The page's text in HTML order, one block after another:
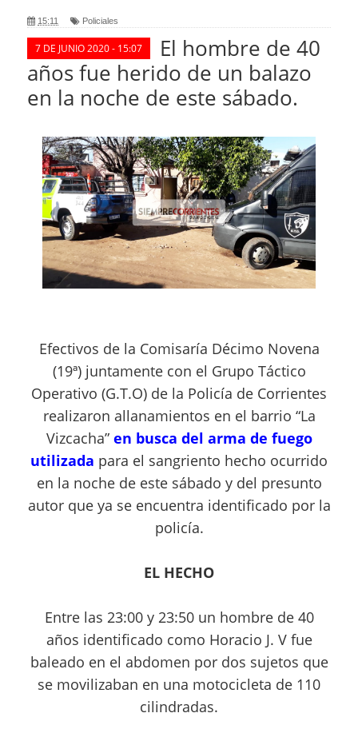
15:11 Policiales
7 DE JUNIO 2020 - 15:07
El hombre de 40
años fue herido de un balazo
en la noche de este sábado.
Efectivos de la Comisaría Décimo Novena
(19ª) juntamente con el Grupo Táctico
Operativo (G.T.O) de la Policía de Corrientes
realizaron allanamientos en el barrio “La
Vizcacha” en busca del arma de fuego
utilizada para el sangriento hecho ocurrido
en la noche de este sábado y del presunto
autor que ya se encuentra identificado por la
policía.
EL HECHO
Entre las 23:00 y 23:50 un hombre de 40
años identificado como Horacio J. V fue
baleado en el abdomen por dos sujetos que
se movilizaban en una motocicleta de 110
cilindradas.